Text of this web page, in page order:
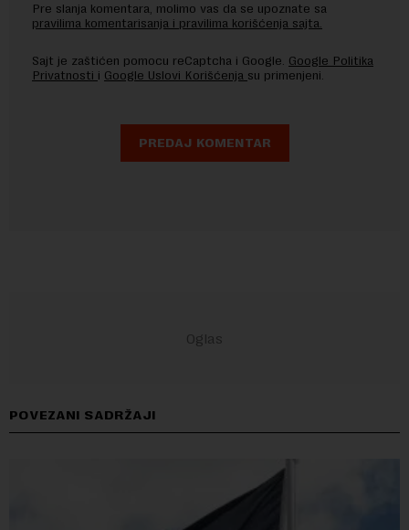
Pre slanja komentara, molimo vas da se upoznate sa
pravilima komentarisanja i pravilima korišćenja sajta.
Sajt je zaštićen pomocu reCaptcha i Google. Google Politika
Privatnosti i Google Uslovi Korišćenja su primenjeni.
POVEZANI SADRŽAJI